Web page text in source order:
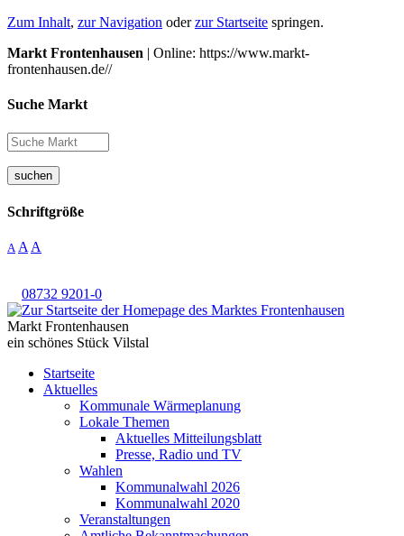
Zum Inhalt, zur Navigation oderzur Startseite springen.
Markt Frontenhausen | Online: https://www.markt-
frontenhausen.de//
Suche Markt
suchen
Schriftgröße
A A A
08732 9201-0
Markt Frontenhausen
ein schönes Stück Vilstal
Startseite
Aktuelles
Kommunale Wärmeplanung
Lokale Themen
Aktuelles Mitteilungsblatt
Presse, Radio und TV
Wahlen
Kommunalwahl 2026
Kommunalwahl 2020
Veranstaltungen